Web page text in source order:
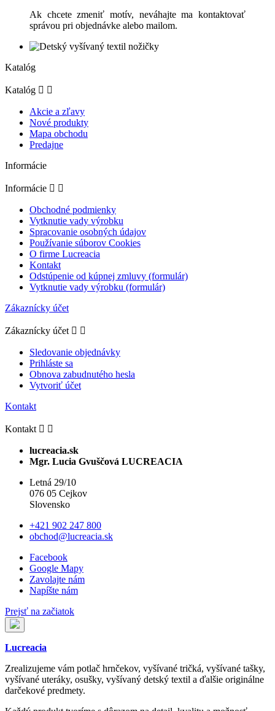
Ak chcete zmeniť motív, neváhajte ma kontaktovať
správou pri objednávke alebo mailom.
Katalóg
Katalóg  
Akcie a zľavy
Nové produkty
Mapa obchodu
Predajne
Informácie
Informácie  
Obchodné podmienky
Vytknutie vady výrobku
Spracovanie osobných údajov
Používanie súborov Cookies
O firme Lucreacia
Kontakt
Odstúpenie od kúpnej zmluvy (formulár)
Vytknutie vady výrobku (formulár)
Zákaznícky účet
Zákaznícky účet  
Sledovanie objednávky
Prihláste sa
Obnova zabudnutého hesla
Vytvoriť účet
Kontakt
Kontakt  
lucreacia.sk
Mgr. Lucia Gvuščová LUCREACIA
Letná 29/10
076 05 Cejkov
Slovensko
+421 902 247 800
obchod@lucreacia.sk
Facebook
Google Mapy
Zavolajte nám
Napíšte nám
Prejsť na začiatok
Lucreacia
Zrealizujeme vám potlač hrnčekov, vyšívané tričká, vyšívané tašky,
vyšívané uteráky, osušky, vyšívaný detský textil a ďalšie originálne
darčekové predmety.